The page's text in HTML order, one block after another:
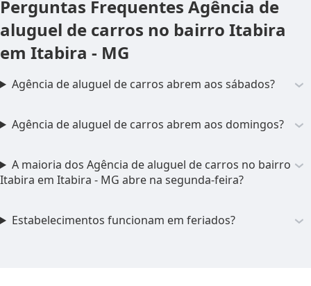
Perguntas Frequentes Agência de
aluguel de carros no bairro Itabira
em Itabira - MG
Agência de aluguel de carros abrem aos sábados?
Agência de aluguel de carros abrem aos domingos?
A maioria dos Agência de aluguel de carros no bairro
Itabira em Itabira - MG abre na segunda-feira?
Estabelecimentos funcionam em feriados?